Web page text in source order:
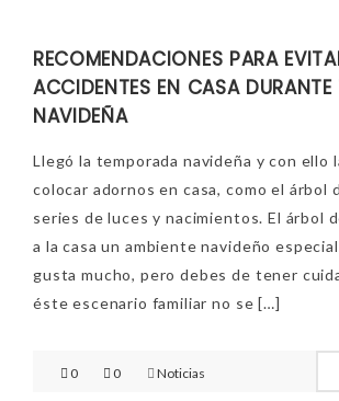
RECOMENDACIONES PARA
ACCIDENTES EN CASA
NAVIDEÑA
Llegó la temporada navideña y con ello
colocar adornos en casa, como el árbol
series de luces y nacimientos. El árbol
a la casa un ambiente navideño
gusta mucho, pero debes de tener
éste escenario familiar no se […]
0 0 Noticias